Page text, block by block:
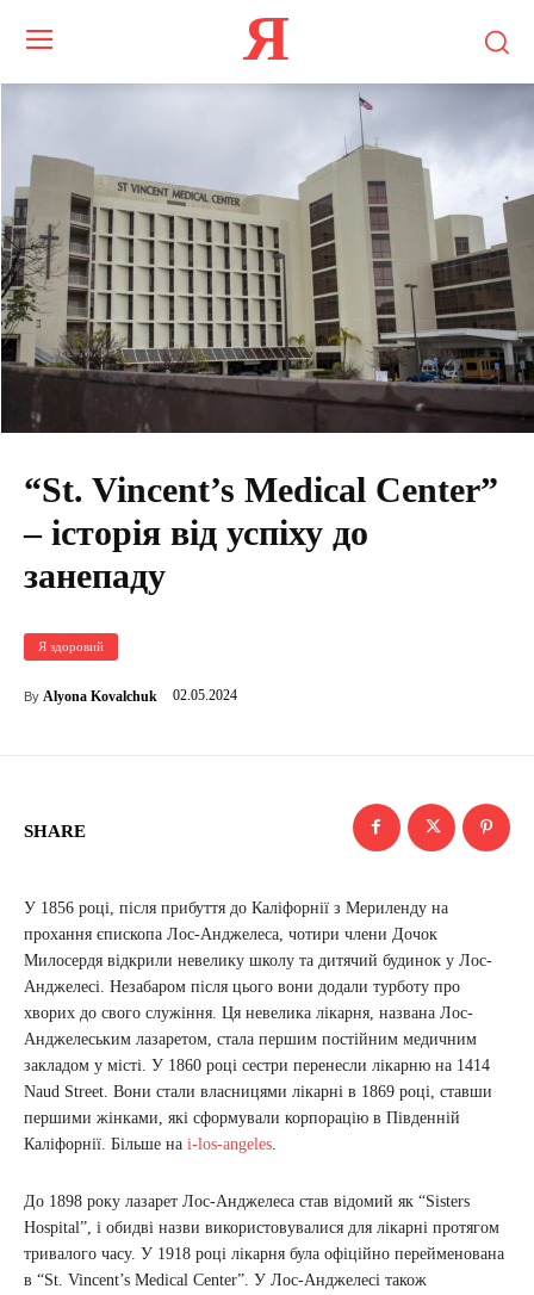
Я
“St. Vincent’s Medical Center”
– історія від успіху до
занепаду
Я здоровий
By Alyona Kovalchuk 02.05.2024
SHARE
У 1856 році, після прибуття до Каліфорнії з Мериленду на
прохання єпископа Лос-Анджелеса, чотири члени Дочок
Милосердя відкрили невелику школу та дитячий будинок у Лос-
Анджелесі. Незабаром після цього вони додали турботу про
хворих до свого служіння. Ця невелика лікарня, названа Лос-
Анджелеським лазаретом, стала першим постійним медичним
закладом у місті. У 1860 році сестри перенесли лікарню на 1414
Naud Street. Вони стали власницями лікарні в 1869 році, ставши
першими жінками, які сформували корпорацію в Південній
Каліфорнії. Більше на i-los-angeles
До 1898 року лазарет Лос-Анджелеса став відомий як “Sisters
Hospital”, і обидві назви використовувалися для лікарні протягом
тривалого часу. У 1918 році лікарня була офіційно перейменована
в “St. Vincent’s Medical Center”. У Лос-Анджелесі також